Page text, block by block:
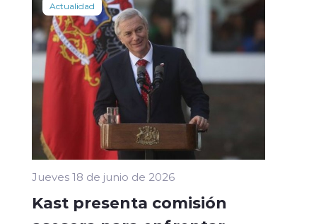
Actualidad
Jueves 18 de junio de 2026
Kast presenta comisión